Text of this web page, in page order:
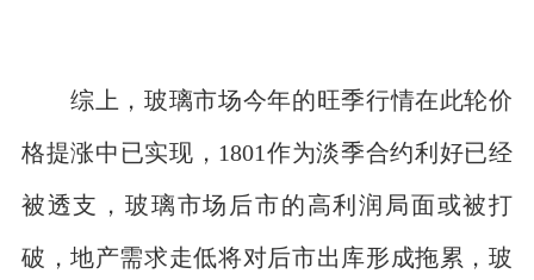
综上，玻璃市场今年的旺季行情在此轮价
格提涨中已实现，1801作为淡季合约利好已经
被透支，玻璃市场后市的高利润局面或被打
破，地产需求走低将对后市出库形成拖累，玻